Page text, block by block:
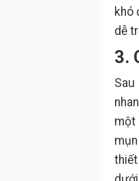
khó
dễ
3.
một